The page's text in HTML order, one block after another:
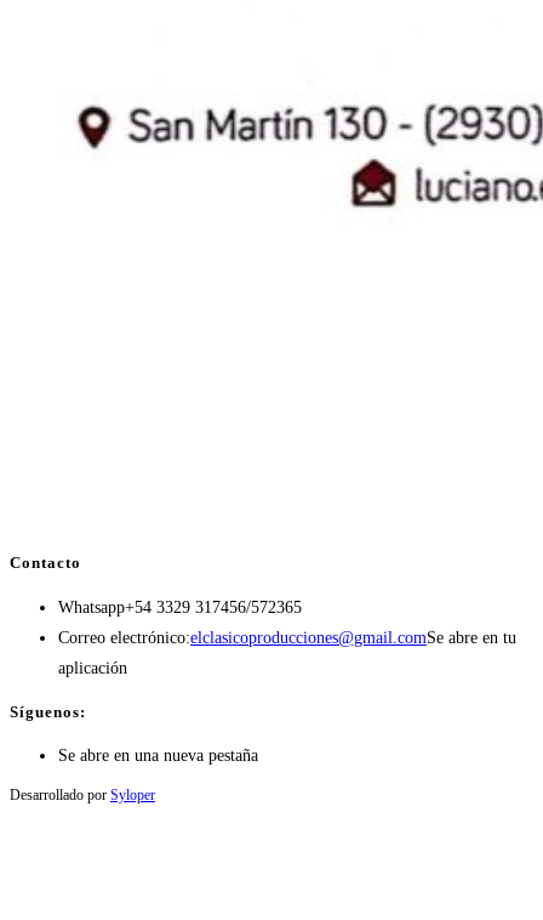
Contacto
Whatsapp+54 3329 317456/572365
Correo electrónico:elclasicoproducciones@gmail.comSe abre en tu
aplicación
Síguenos:
Se abre en una nueva pestaña
Desarrollado por Syloper